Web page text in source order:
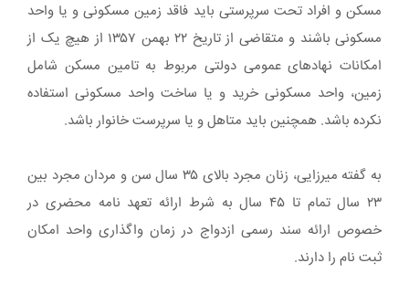
مسکن و افراد تحت سرپرستی باید فاقد زمین مسکونی و یا واحد
مسکونی باشند و متقاضی از تاریخ ۲۲ بهمن ۱۳۵۷ از هیچ یک از
امکانات نهاد‌های عمومی دولتی مربوط به تامین مسکن شامل
زمین، واحد مسکونی خرید و یا ساخت واحد مسکونی استفاده
نکرده باشد. همچنین باید متاهل و یا سرپرست خانوار باشد.
به گفته میرزایی، زنان مجرد بالای ۳۵ سال سن و مردان مجرد بین
۲۳ سال تمام تا ۴۵ سال به شرط ارائه تعهد نامه محضری در
خصوص ارائه سند رسمی ازدواج در زمان واگذاری واحد امکان
ثبت نام را دارند.